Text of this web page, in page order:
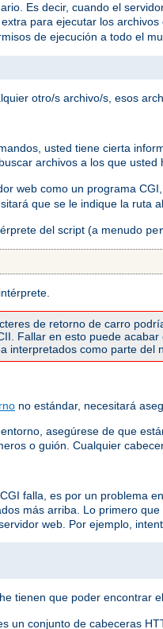
Es decir, cuando el
extra para ejecutar los
de ejecución a todo el
otro/s archivo/s, esos
usted tiene cierta
archivos a los que usted
web como un programa
que se le indique la ruta
del script (a menudo
de retorno de carro
Fallar en esto puede
interpretados como parte del
no estándar, necesitará
asegúrese de que
o guión. Cualquier
falla, es por un problema
más arriba. Lo primero
web. Por ejemplo,
tienen que poder encontrar
un conjunto de cabeceras